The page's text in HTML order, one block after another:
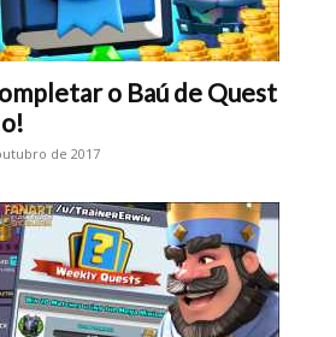
o Baú de Quest
de 2017